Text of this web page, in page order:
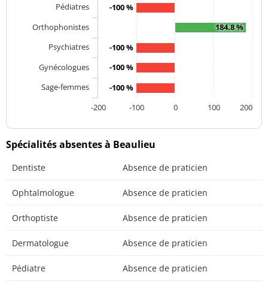
-100 %
184.8 %
-100 %
-100 %
-100 %
Pédiatres
Orthophonistes
Psychiatres
Gynécologues
Sage-femmes
-100
0 100 200
-200
Spécialités absentes à Beaulieu
Dentiste Absence de praticien
Ophtalmologue Absence de praticien
Orthoptiste Absence de praticien
Dermatologue Absence de praticien
Pédiatre Absence de praticien